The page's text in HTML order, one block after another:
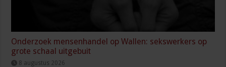
Onderzoek mensenhandel op Wallen: sekswerkers op
grote schaal uitgebuit
8 augustus 2026